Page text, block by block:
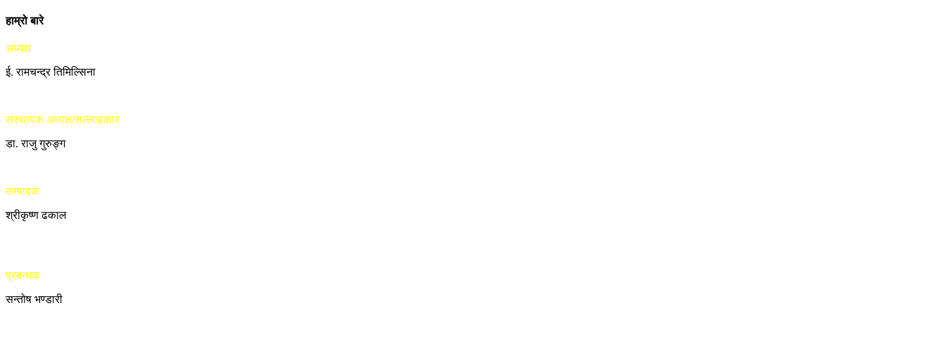
हाम्रो बारे
अध्यक्ष
ई. रामचन्द्र तिमिल्सिना
संस्थापक अध्यक्ष/सल्लाहकार
डा. राजु गुरुङ्ग
सम्पादक
श्रीकृष्ण ढकाल
प्रबन्धक
सन्तोष भण्डारी